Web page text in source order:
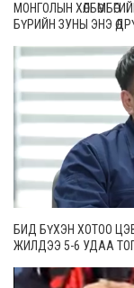
МОНГОЛЫН
БҮРИЙН ЗУНЫ ЭНЭ
БИД БҮХЭН ХОТОО
ЖИЛДЭЭ 5-6 УДАА